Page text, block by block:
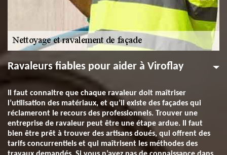
Ravaleurs fiables pour aider à Viroflay
Il faut connaitre que chaque ravaleur doit maîtriser
l’utilisation des matériaux, et qu’il existe des façades qui
réclameront le recours des professionnels. Trouver une
entreprise de ravaleur peut être une étape ardue. Il faut
bien être prêt à trouver des artisans doués, qui offrent des
tarifs concurrentiels et qui maîtrisent les méthodes des